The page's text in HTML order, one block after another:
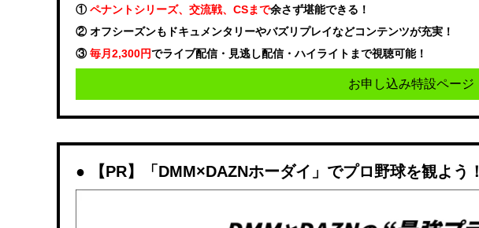
①ペナントシリーズ、交流戦、CSまで余さず堪能できる！
② オフシーズンもドキュメンタリーやバズリプレイなどコンテンツが充実！
③毎月2,300円でライブ配信・見逃し配信・ハイライトまで視聴可能！
お申し込み特設ページ
【PR】「DMM×DAZNホーダイ」でプロ野球を観よう！